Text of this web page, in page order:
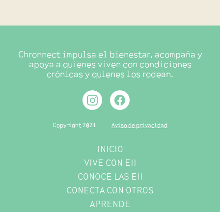
Chronnect impulsa el bienestar, acompaña y
apoya a quienes viven con condiciones
crónicas y quienes los rodean.
Copyright 2021 Aviso de privacidad
INICIO
VIVE CON EII
CONOCE LAS EII
CONECTA CON OTROS
APRENDE